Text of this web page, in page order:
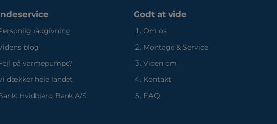
rådgivning
blog
på varmepumpe?
dækker hele landet
Hvidbjerg Bank A/S
Godt at vide
Om os
Montage & Service
Viden om
Kontakt
FAQ